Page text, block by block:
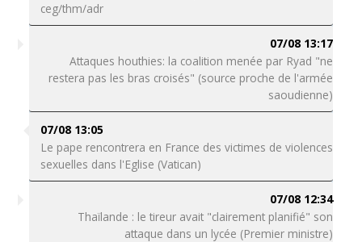
ceg/thm/adr
07/08 13:17
Attaques houthies: la coalition menée par Ryad "ne
restera pas les bras croisés" (source proche de l'armée
saoudienne)
07/08 13:05
Le pape rencontrera en France des victimes de violences
sexuelles dans l'Eglise (Vatican)
07/08 12:34
Thaïlande : le tireur avait "clairement planifié" son
attaque dans un lycée (Premier ministre)